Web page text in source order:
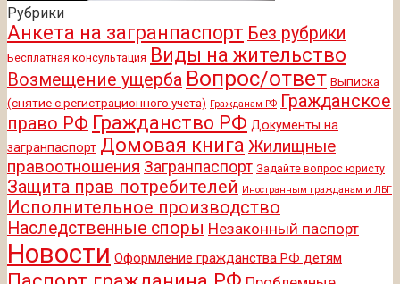
Рубрики
Анкета на загранпаспорт Без рубрики
Бесплатная консультация Виды на жительство
Возмещение ущерба Вопрос/ответ Выписка
(снятие с регистрационного учета) Гражданам РФ Гражданское
право РФ Гражданство РФ Документы на
загранпаспорт Домовая книга Жилищные
правоотношения Загранпаспорт Задайте вопрос юристу
Защита прав потребителей Иностранным гражданам и ЛБГ
Исполнительное производство
Наследственные споры Незаконный паспорт
Новости Оформление гражданства РФ детям